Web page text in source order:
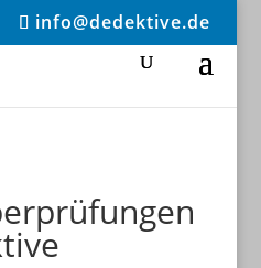
info@dedektive.de